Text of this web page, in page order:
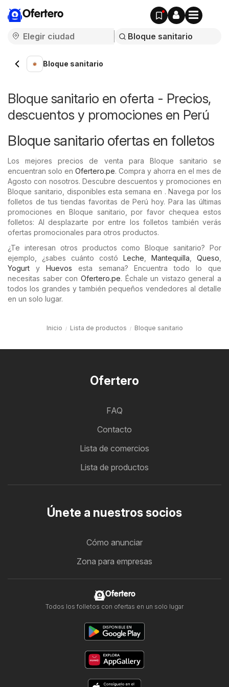
Ofertero
Bloque sanitario
Bloque sanitario en oferta - Precios,
descuentos y promociones en Perú
Bloque sanitario ofertas en folletos
Los mejores precios de venta para Bloque sanitario se
encuentran solo en Ofertero.pe. Compra y ahorra en el mes de
Agosto con nosotros. Descubre descuentos y promociones en
Bloque sanitario, disponibles esta semana en . Navega por los
folletos de tus tiendas favoritas de Perú hoy. Para las últimas
promociones en Bloque sanitario, por favor chequea estos
folletos: Al desplazarte por entre los folletos también verás
ofertas promocionales para otros productos.
¿Te interesan otros productos como Bloque sanitario? Por
ejemplo, ¿sabes cuánto costó Leche Mantequilla Queso
Yogurt y Huevos esta semana? Encuentra todo lo que
necesitas saber con Ofertero.pe. Échale un vistazo general a
todos los grandes y también pequeños vendedores al detalle
en un solo lugar.
Inicio Lista de productos Bloque sanitario
Ofertero
FAQ
Contacto
Lista de comercios
Lista de productos
Únete a nuestros socios
Cómo anunciar
Zona para empresas
Ofertero
Todos los folletos con ofertas en un solo lugar